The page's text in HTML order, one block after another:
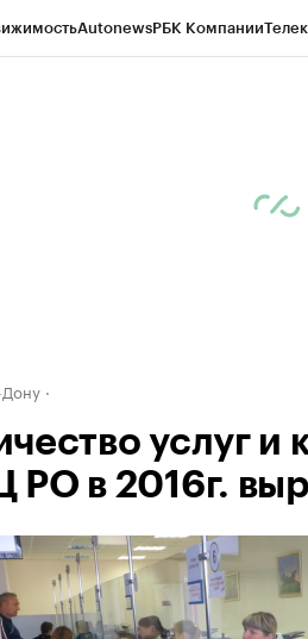
AutonewsРБК Компании
услуг и
в 2016г.